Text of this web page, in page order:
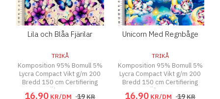
Lila och Blåa Fjärilar
TRIKÅ
Komposition 95% Bomull 5%
Lycra Compact Vikt g/m 200
Bredd 150 cm Certifiering
Ökotex
16,90 KR/DM 19KR
Unicorn Med Regnbåge
TRIKÅ
Komposition 95% Bomull 5%
Lycra Compact Vikt g/m 200
Bredd 150 cm Certifiering
Ökotex
16,90 KR/DM 19KR